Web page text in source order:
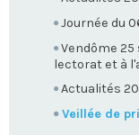
Journée du
Vendôme
lectorat et à
Actualités
Veillée de